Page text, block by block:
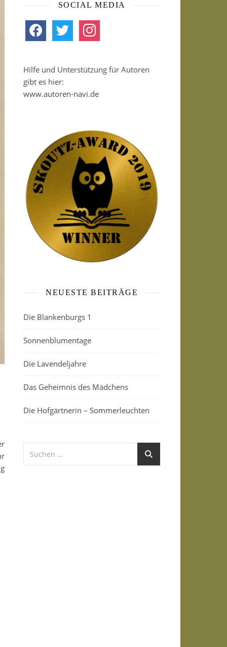
SOCIAL MEDIA
facebook twitter instagram
Hilfe und Unterstützung für Autoren
gibt es hier:
www.autoren-navi.de
NEUESTE BEITRÄGE
Die Blankenburgs 1
Sonnenblumentage
Die Lavendeljahre
Das Geheimnis des Mädchens
Die Hofgärtnerin – Sommerleuchten